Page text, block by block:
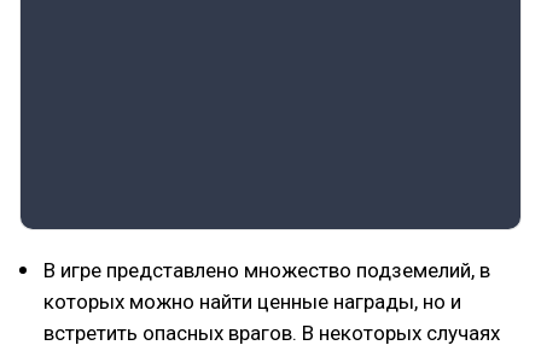
В игре представлено множество подземелий, в
которых можно найти ценные награды, но и
встретить опасных врагов. В некоторых случаях